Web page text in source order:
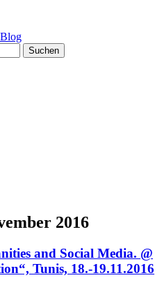
Humanities
digital humanities
2016
and Social Media. @
Tunis, 18.-19.11.2016